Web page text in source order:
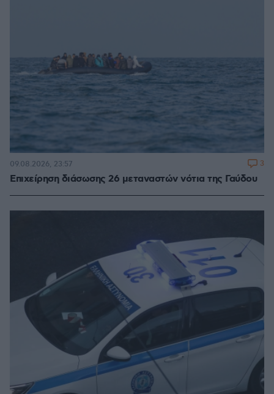
Επιχείρηση διάσωσης 26 μεταναστών νότια της Γαύδου
09.08.2026, 23:57 3